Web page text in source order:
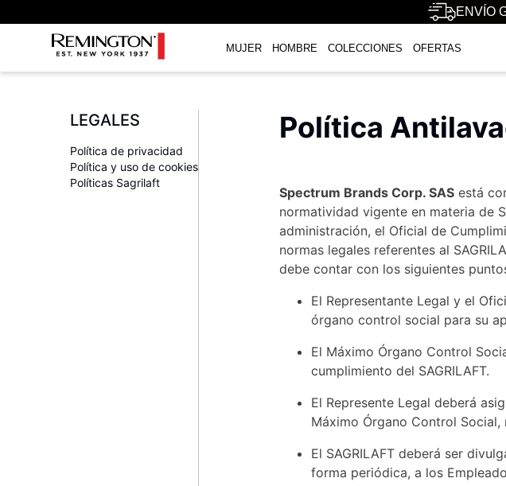
ENVÍO
MUJER HOMBRE COLECCIONES OFERTAS
LEGALES
Política de privacidad
Política y uso de cookies
Políticas Sagrilaft
Política
Spectrum Brands Corp. SASestá
normatividad vigente en materia de
administración, el Oficial de
normas legales referentes al
debe contar con los siguientes
El Representante Legal y el
órgano control social para su
El Máximo Órgano Control
cumplimiento del SAGRILAFT.
El Represente Legal deberá
Máximo Órgano Control Social,
El SAGRILAFT deberá ser
forma periódica, a los
3.
combo remington